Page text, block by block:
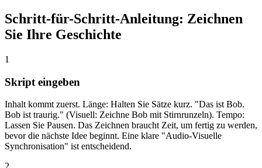
Schritt-für-Schritt-Anleitung: Zeichnen
Sie Ihre Geschichte
1
Skript eingeben
Inhalt kommt zuerst. Länge: Halten Sie Sätze kurz. "Das ist Bob.
Bob ist traurig." (Visuell: Zeichne Bob mit Stirnrunzeln). Tempo:
Lassen Sie Pausen. Das Zeichnen braucht Zeit, um fertig zu werden,
bevor die nächste Idee beginnt. Eine klare "Audio-Visuelle
Synchronisation" ist entscheidend.